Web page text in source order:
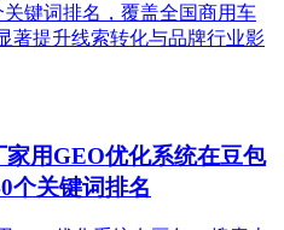
键词排名，覆盖全国商用车
著提升线索转化与品牌行业影
用GEO优化系统在豆包
个关键词排名